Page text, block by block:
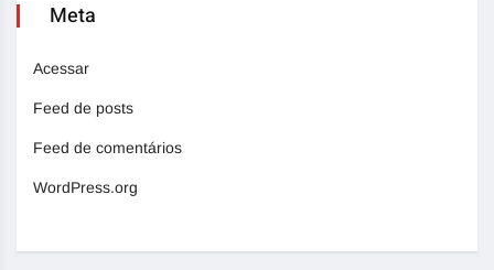
Meta
Acessar
Feed de posts
Feed de comentários
WordPress.org